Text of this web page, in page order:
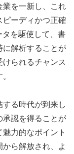
業を一新し、これ
ピーディかつ正確
を駆使して、書
に解析することが
られるチャンス
る時代が到来し
承認を得ることが
力的なポイント
ら解放され、よ